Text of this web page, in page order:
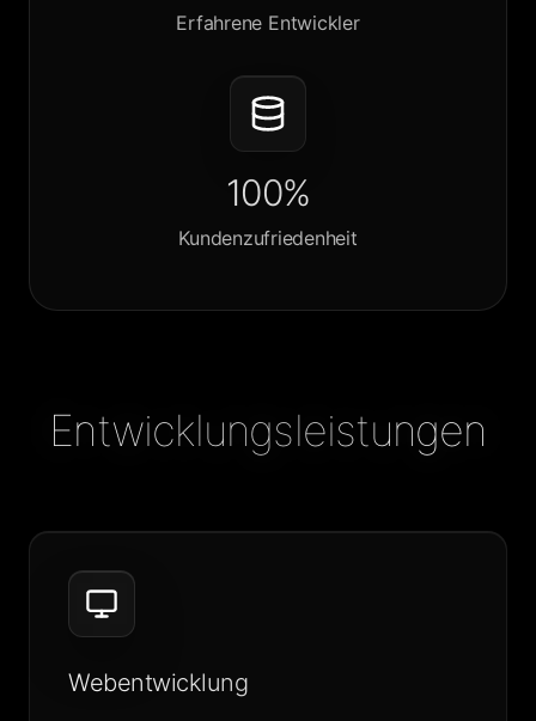
Erfahrene Entwickler
100%
Kundenzufriedenheit
Entwicklungsleistungen
Webentwicklung